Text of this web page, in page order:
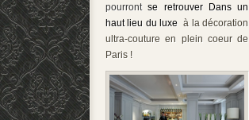
pourrontse retrouver Dans un
haut lieu du luxeà la décoration
ultra-couture en plein coeur de
Paris !